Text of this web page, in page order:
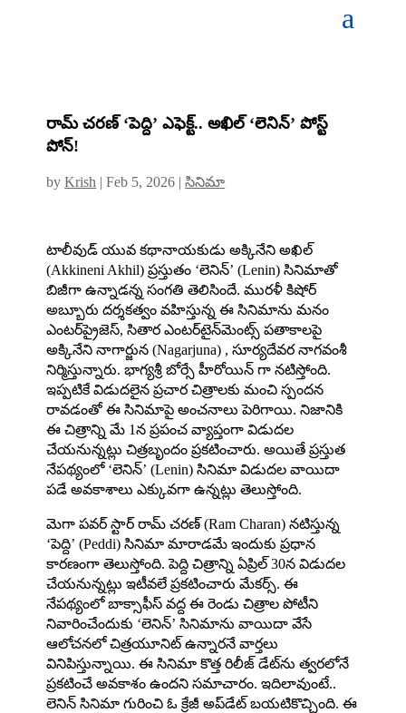
రామ్ చరణ్ ‘పెద్ది’ ఎఫెక్ట్‌.. అఖిల్ ‘లెనిన్’ పోస్ట్
పోన్!
byKrish |Feb 5, 2026 |సినిమా
టాలీవుడ్ యువ కథానాయకుడు అక్కినేని అఖిల్‌
(Akkineni Akhil) ప్రస్తుతం ‘లెనిన్‌’ (Lenin) సినిమాతో
బిజీగా ఉన్నాడన్న సంగతి తెలిసిందే. మురళీ కిషోర్‌
అబ్బూరు దర్శకత్వం వహిస్తున్న ఈ సినిమాను మనం
ఎంటర్‌ప్రైజెస్‌, సితార ఎంటర్‌టైన్‌మెంట్స్‌ పతాకాలపై
అక్కినేని నాగార్జున (Nagarjuna) , సూర్యదేవర నాగవంశీ
నిర్మిస్తున్నారు. భాగ్యశ్రీ బోర్సే హీరోయిన్ గా నటిస్తోంది.
ఇప్పటికే విడుదలైన ప్రచార చిత్రాలకు మంచి స్పందన
రావడంతో ఈ సినిమాపై అంచనాలు పెరిగాయి. నిజానికి
ఈ చిత్రాన్ని మే 1న ప్రపంచ వ్యాప్తంగా విడుదల
చేయనున్నట్లు చిత్రబృందం ప్రకటించారు. అయితే ప్రస్తుత
నేపథ్యంలో ‘లెనిన్’ (Lenin) సినిమా విడుదల వాయిదా
పడే అవకాశాలు ఎక్కువగా ఉన్నట్లు తెలుస్తోంది.
మెగా పవర్ స్టార్ రామ్ చరణ్ (Ram Charan) నటిస్తున్న
‘పెద్ది’ (Peddi) సినిమా మారాడమే ఇందుకు ప్రధాన
కారణంగా తెలుస్తోంది. పెద్ది చిత్రాన్ని ఏప్రిల్ 30న విడుదల
చేయనున్నట్లు ఇటీవలే ప్రకటించారు మేకర్స్. ఈ
నేపథ్యంలో బాక్సాఫీస్ వద్ద ఈ రెండు చిత్రాల పోటీని
నివారించేందుకు ‘లెనిన్’ సినిమాను వాయిదా వేసే
ఆలోచనలో చిత్రయూనిట్ ఉన్నారనే వార్తలు
వినిపిస్తున్నాయి. ఈ సినిమా కొత్త రిలీజ్ డేట్‌ను త్వరలోనే
ప్రకటించే అవకాశం ఉందని సమాచారం. ఇదిలావుంటే..
లెనిన్ సినిమా గురించి ఓ క్రేజీ అప్‌డేట్‌ బయటికొచ్చింది. ఈ